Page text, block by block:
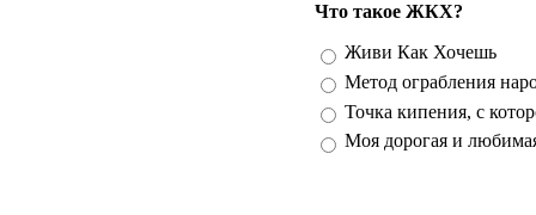
Что такое ЖКХ?
Варианты
Живи Как Хочешь
Метод ограбления
Точка кипения, с
Моя дорогая и